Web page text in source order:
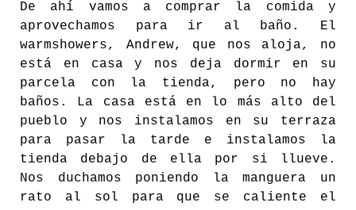
De ahí vamos a comprar la comida y
aprovechamos para ir al baño. El
warmshowers, Andrew, que nos aloja, no
está en casa y nos deja dormir en su
parcela con la tienda, pero no hay
baños. La casa está en lo más alto del
pueblo y nos instalamos en su terraza
para pasar la tarde e instalamos la
tienda debajo de ella por si llueve.
Nos duchamos poniendo la manguera un
rato al sol para que se caliente el